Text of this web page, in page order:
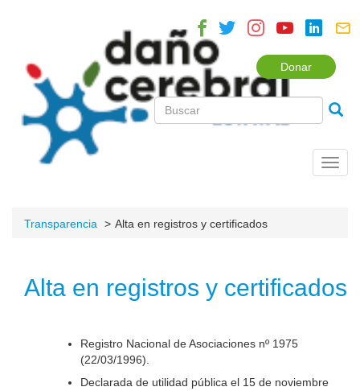
Donar
Transparencia Alta en registros y certificados
Alta en registros y certificados
Registro Nacional de Asociaciones nº 1975
(22/03/1996).
Declarada de utilidad pública el 15 de noviembre